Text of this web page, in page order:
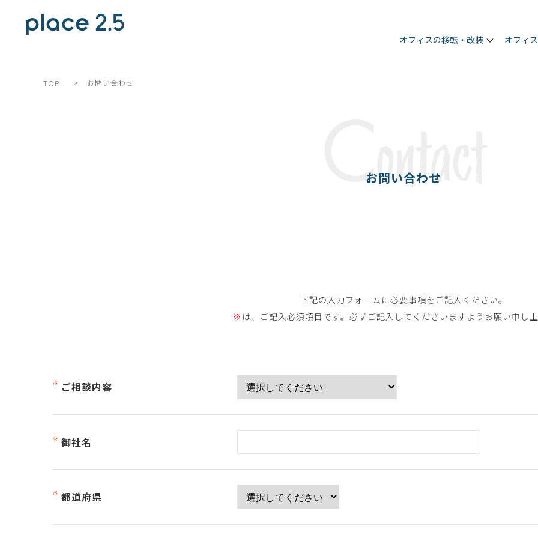
オフィスの移転・改装 オフィ
TOP > お問い合わせ
Contact
お問い合わせ
下記の⼊⼒フォームに必要事項をご記⼊ください。
※ は、ご記⼊必須項⽬です。必ずご記⼊してくださいますようお願い申し上
ご相談内容
御社名
都道府県